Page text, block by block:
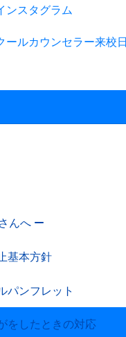
ンスタグラム
ールカウンセラー来校日
んへ
基本方針
パンフレット
をしたときの対応